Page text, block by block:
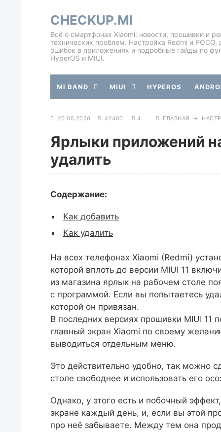
CHECKUP.MI
Всё о смартфонах Xiaomi: новости, прошивки и
технических проблем. Настройка Redmi и POCO,
ошибок в приложениях и подробные гайды по
HyperOS и MIUI.
MI BAND MIUI HYPEROS
20.05.2020 42400 4 ГЛАВНАЯ →
Ярлыки приложений
удалить
Содержание:
Как добавить
Как удалить
На всех телефонах Xiaomi (Redmi)
которой вплоть до версии MIUI 11
из магазина ярлык на рабочем столе
с программой. Если вы попытаетесь
которой он привязан.
В последних версиях прошивки MIUI 11
главный экран Xiaomi по своему
выводиться отдельным меню.
Это действительно удобно, так можно
столе свободнее и использовать его
Однако, у этого есть и побочный
экране каждый день, и, если вы этой
про неё забываете. Между тем она